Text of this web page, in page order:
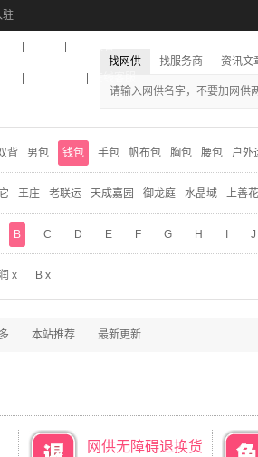
驻
站
找网供 找服务商 资讯文
背 男包 钱包 手包 帆布包 胸包 腰包 户外
王庄 老联运 天成嘉园 御龙庭 水晶域 上善
B C D E F G H J
x B x
本站推荐 最新更新
网供无障碍退换货